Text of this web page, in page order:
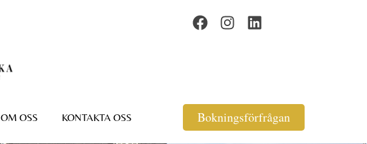
OM OSS KONTAKTA OSS Bokningsförfrågan